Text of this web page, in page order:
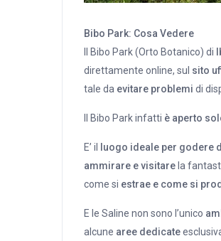
Bibo Park: Cosa Vedere
Il Bibo Park (Orto Botanico) di
direttamente online, sul sito
tale da evitare problemi di
Il Bibo Park infatti è aperto
E’ il luogo ideale per godere
ammirare e visitare la
come si estrae e come si
E le Saline non sono l’unico
alcune aree dedicate